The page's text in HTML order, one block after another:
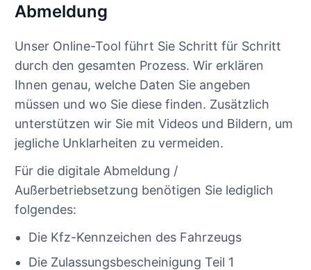
Abmeldung
Unser Online-Tool führt Sie Schritt für Schritt
durch den gesamten Prozess. Wir erklären
Ihnen genau, welche Daten Sie angeben
müssen und wo Sie diese finden. Zusätzlich
unterstützen wir Sie mit Videos und Bildern, um
jegliche Unklarheiten zu vermeiden.
Für die digitale Abmeldung /
Außerbetriebsetzung benötigen Sie lediglich
folgendes:
Die Kfz-Kennzeichen des Fahrzeugs
Die Zulassungsbescheinigung Teil 1